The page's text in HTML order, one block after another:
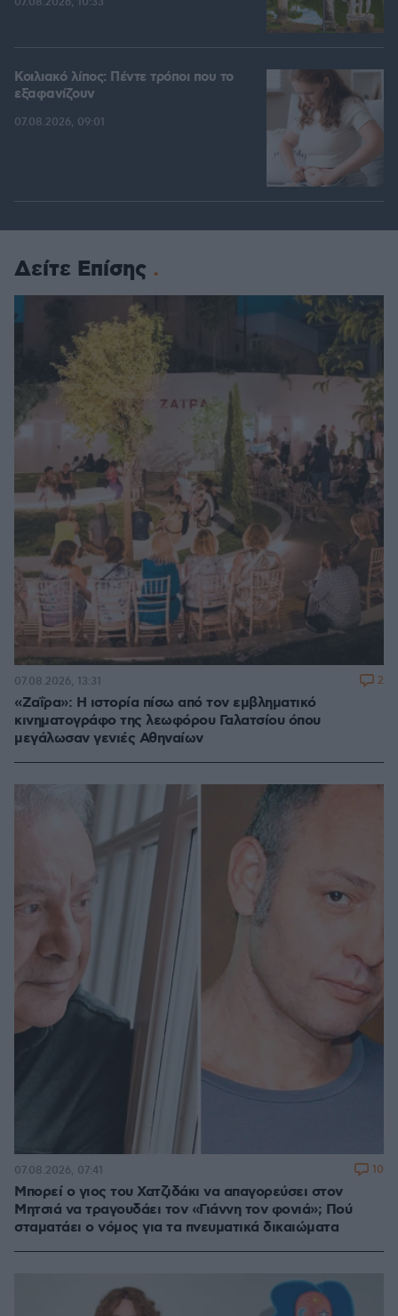
Κοιλιακό λίπος: Πέντε τρόποι που το
εξαφανίζουν
07.08.2026, 09:01
Δείτε Επίσης
«Ζαΐρα»: Η ιστορία πίσω από τον εμβληματικό
κινηματογράφο της λεωφόρου Γαλατσίου όπου
μεγάλωσαν γενιές Αθηναίων
07.08.2026, 13:31 2
Μπορεί ο γιος του Χατζιδάκι να απαγορεύσει στον
Μητσιά να τραγουδάει τον «Γιάννη τον φονιά»; Πού
σταματάει ο νόμος για τα πνευματικά δικαιώματα
07.08.2026, 07:41 10